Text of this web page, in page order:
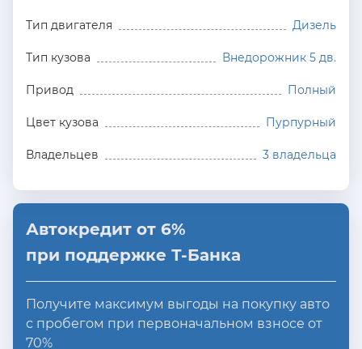
Тип двигателя Дизель
Тип кузова Внедорожник 5 дв.
Привод Полный
Цвет кузова Пурпурный
Владельцев 3 владельца
Автокредит от 6%
при поддержке Т-Банка
Получите максимум выгоды на покупку авто
с пробегом при первоначальном взносе от
70%